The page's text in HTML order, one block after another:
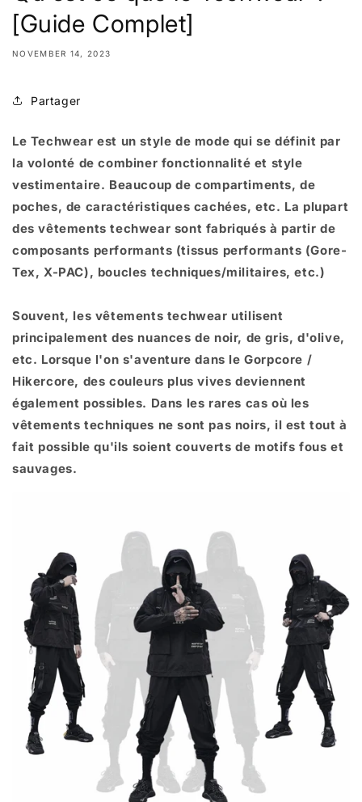
[Guide Complet]
NOVEMBER 14, 2023
Partager
Le Techwear est un style de mode qui se définit par
la volonté de combiner fonctionnalité et style
vestimentaire. Beaucoup de compartiments, de
poches, de caractéristiques cachées, etc. La plupart
des vêtements techwear sont fabriqués à partir de
composants performants (tissus performants (Gore-
Tex, X-PAC), boucles techniques/militaires, etc.)
Souvent, les vêtements techwear utilisent
principalement des nuances de noir, de gris, d'olive,
etc. Lorsque l'on s'aventure dans le Gorpcore /
Hikercore, des couleurs plus vives deviennent
également possibles. Dans les rares cas où les
vêtements techniques ne sont pas noirs, il est tout à
fait possible qu'ils soient couverts de motifs fous et
sauvages.